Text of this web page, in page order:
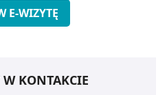
E-WIZYTĘ
KONTAKCIE